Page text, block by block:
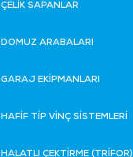
ÇELİK SAPANLAR
DOMUZ ARABALARI
GARAJ EKİPMANLARI
HAFİF TİP VİNÇ SİSTEMLERİ
HALATLI ÇEKTİRME (TRİFOR)